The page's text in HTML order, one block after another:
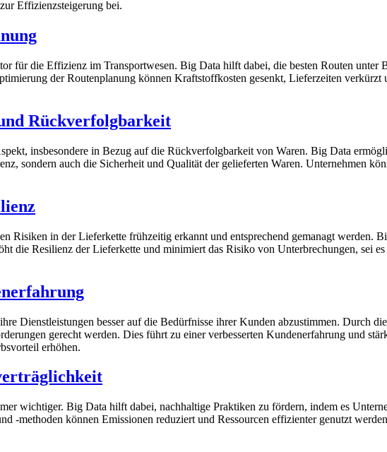
Effizienzsteigerung bei.
für die Effizienz im Transportwesen. Big Data hilft dabei, die besten Routen unter
der Routenplanung können Kraftstoffkosten gesenkt, Lieferzeiten
Rückverfolgbarkeit
insbesondere in Bezug auf die Rückverfolgbarkeit von Waren. Big Data
sondern auch die Sicherheit und Qualität der gelieferten Waren. Unternehmen
Risiken in der Lieferkette frühzeitig erkannt und entsprechend gemanagt werden.
die Resilienz der Lieferkette und minimiert das Risiko von Unterbrechungen, sei
Dienstleistungen besser auf die Bedürfnisse ihrer Kunden abzustimmen. Durch
gerecht werden. Dies führt zu einer verbesserten Kundenerfahrung und
erhöhen.
wichtiger. Big Data hilft dabei, nachhaltige Praktiken zu fördern, indem es
-methoden können Emissionen reduziert und Ressourcen effizienter genutzt